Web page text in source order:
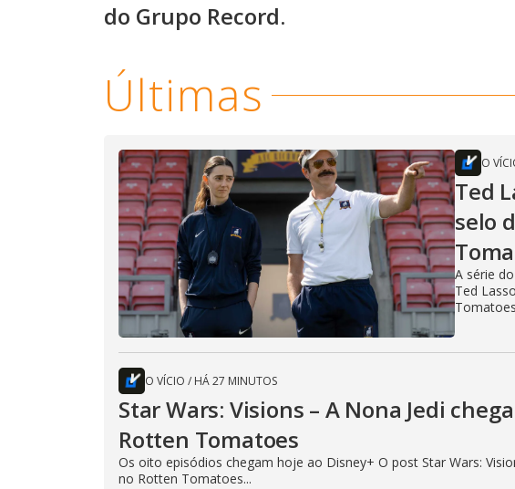
do Grupo Record.
Últimas
O
Ted
selo
A série
Ted
O VÍCIO / HÁ 27 MINUTOS
Star Wars: Visions – A Nona Jedi
Rotten Tomatoes
Os oito episódios chegam hoje ao Disney+ O post Star Wars:
no Rotten Tomatoes...